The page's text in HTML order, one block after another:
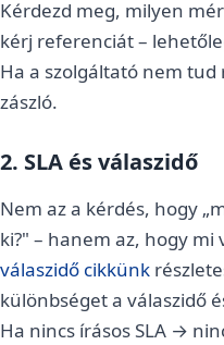
Kérdezd meg, milyen
kérj referenciát –
Ha a szolgáltató nem
zászló.
2. SLA és válaszidő
Nem az a kérdés, hogy
ki?" – hanem az, hogy mi
válaszidő cikkünk
különbséget a válaszidő
Ha nincs írásos SLA →